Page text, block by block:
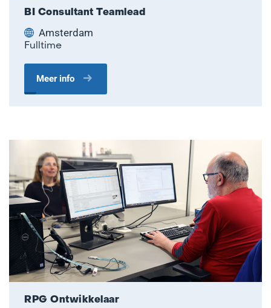
BI Consultant Teamlead
Amsterdam
Fulltime
Meer info
RPG Ontwikkelaar